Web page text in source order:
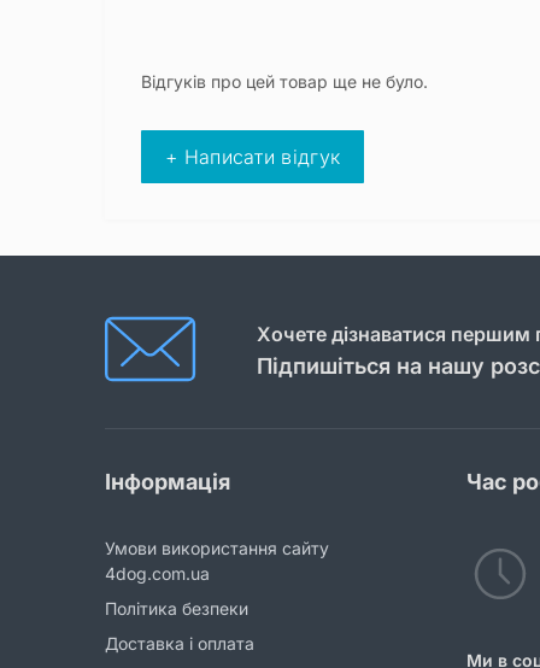
Відгуків про цей товар ще не було.
+ Написати відгук
Хочете дізнаватися першим
Підпишіться на нашу
Інформація
Умови використання сайту
4dog.com.ua
Політика безпеки
Доставка і оплата
Час
Ми в